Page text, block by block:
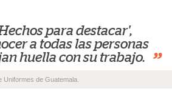
para destacar',
a todas las personas
huella con su trabajo.
”
Uniformes de Guatemala.